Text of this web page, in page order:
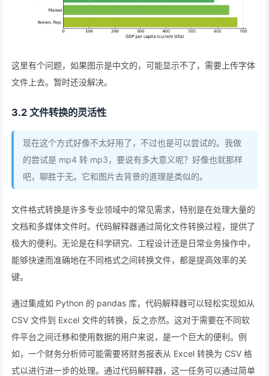
这里有个问题，如果图示是中文的，可能显示不了，需要上传字体
文件上去。暂时还没解决。
3.2 文件转换的灵活性
现在这个方式好像不太好用了，不过也是可以尝试的。我做
的尝试是 mp4 转 mp3，要说有多大意义呢？好像也就那样
吧，聊胜于无。它和图片去背景的道理是类似的。
文件格式转换是许多专业领域中的常见需求，特别是在处理大量的
文档和多媒体文件时。代码解释器通过简化文件转换过程，提供了
极大的便利。无论是在科学研究、工程设计还是日常业务操作中，
能够快速而准确地在不同格式之间转换文件，都是提高效率的关
键。
通过集成如 Python 的 pandas 库，代码解释器可以轻松实现如从
CSV 文件到 Excel 文件的转换，反之亦然。这对于需要在不同软
件平台之间迁移和使用数据的用户来说，是一个巨大的便利。例
如，一个财务分析师可能需要将财务报表从 Excel 转换为 CSV 格
式以进行进一步的处理。通过代码解释器，这一任务可以通过简单